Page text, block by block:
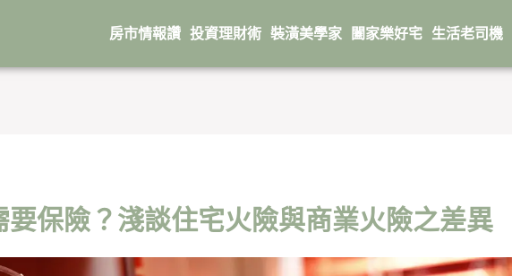
房市情報讚 投資理財術 裝潢美學家 闔家樂好宅 生活老司機
要保險？淺談住宅火險與商業火險之差異